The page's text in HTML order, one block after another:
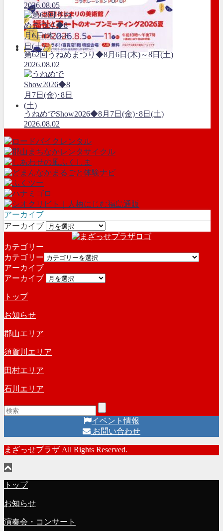
2026.08.05
第62回うねめまつり◆8月6日(木)～8日(土)
2026.08.02
うねめでShow2026◆8月7日(金)･8日(土)
2026.08.02
アーカイブ
アーカイブ
カテゴリー
カテゴリー
アーカイブ
アーカイブ
トップ
お知らせ
郡山エリア
須賀川エリア
田村エリア
石川エリア
イベント情報
お問い合わせ
まざっせプラザ All Rights Reserved.
トップ
お知らせ
演奏会・コンサート